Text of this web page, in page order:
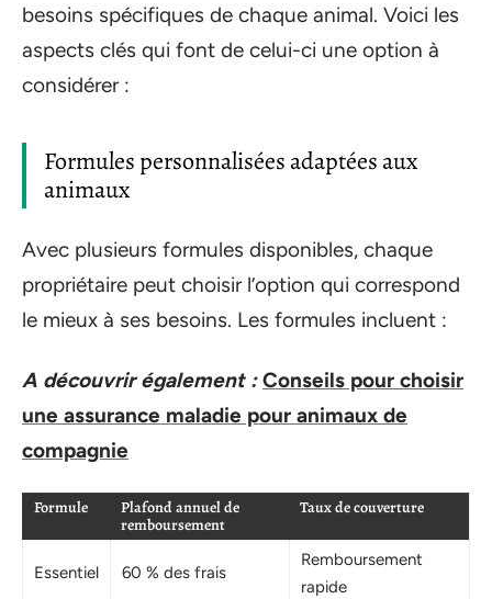
besoins spécifiques de chaque animal. Voici les
aspects clés qui font de celui-ci une option à
considérer :
Formules personnalisées adaptées aux
animaux
Avec plusieurs formules disponibles, chaque
propriétaire peut choisir l’option qui correspond
le mieux à ses besoins. Les formules incluent :
A découvrir également : Conseils pour choisir
une assurance maladie pour animaux de
compagnie
Formule
Plafond annuel de
remboursement
Taux de couverture
Essentiel 60 % des frais
Remboursement
rapide